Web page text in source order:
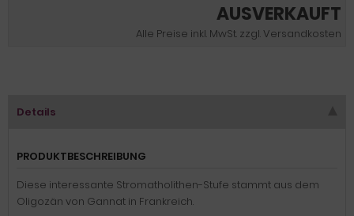
AUSVERKAUFT
Alle Preise inkl. MwSt. zzgl. Versandkosten
Details
PRODUKTBESCHREIBUNG
Diese interessante Stromatholithen-Stufe stammt aus dem
Oligozän von Gannat in Frankreich.